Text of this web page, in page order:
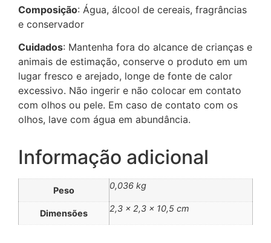
Composição: Água, álcool de cereais, fragrâncias
e conservador
Cuidados: Mantenha fora do alcance de crianças e
animais de estimação, conserve o produto em um
lugar fresco e arejado, longe de fonte de calor
excessivo. Não ingerir e não colocar em contato
com olhos ou pele. Em caso de contato com os
olhos, lave com água em abundância.
Informação adicional
Peso 0,036 kg
Dimensões 2,3 × 2,3 × 10,5 cm